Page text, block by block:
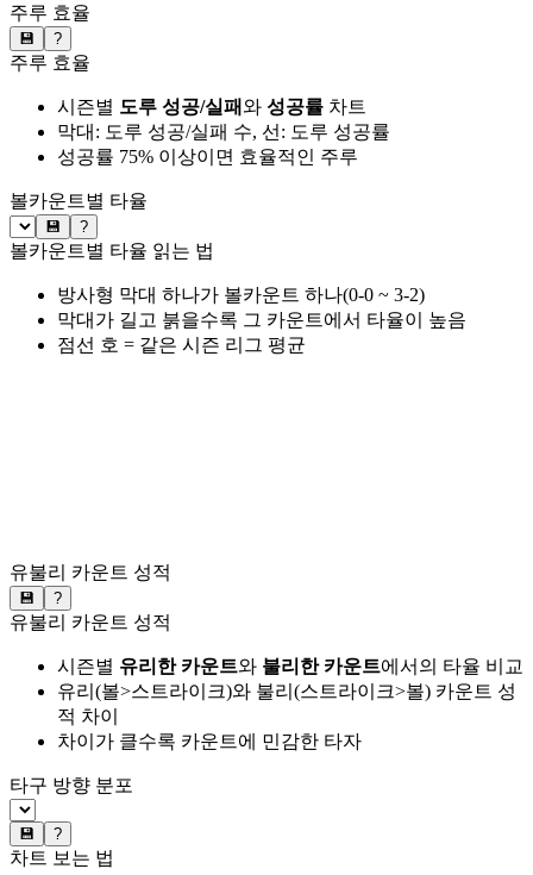
주루 효율
💾 ?
주루 효율
시즌별 도루 성공/실패와 성공률 차트
막대: 도루 성공/실패 수, 선: 도루 성공률
성공률 75% 이상이면 효율적인 주루
볼카운트별 타율
💾 ?
볼카운트별 타율 읽는 법
방사형 막대 하나가 볼카운트 하나(0-0 ~ 3-2)
막대가 길고 붉을수록 그 카운트에서 타율이 높음
점선 호 = 같은 시즌 리그 평균
유불리 카운트 성적
💾 ?
유불리 카운트 성적
시즌별 유리한 카운트와 불리한 카운트에서의 타율 비교
유리(볼>스트라이크)와 불리(스트라이크>볼) 카운트 성
적 차이
차이가 클수록 카운트에 민감한 타자
타구 방향 분포
💾 ?
차트 보는 법